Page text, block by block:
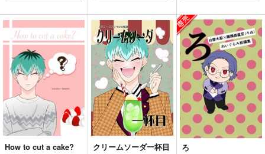
How to cut a cake?
クリームソーダ一杯目
ろ